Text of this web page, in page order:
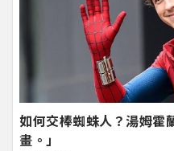
如何交棒蜘蛛人？湯姆霍
畫。」